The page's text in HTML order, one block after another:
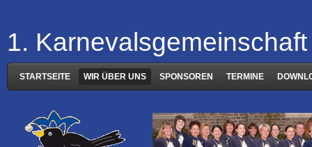
1.
STARTSEITE WIR ÜBER UNS SPONSOREN TERMINE